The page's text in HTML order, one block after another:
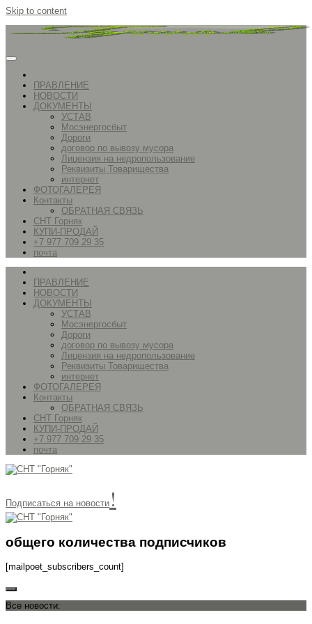
Skip to content
ПРАВЛЕНИЕ
НОВОСТИ
ДОКУМЕНТЫ
УСТАВ
Мосэнергосбыт
Дороги
договор по вывозу мусора
Лицензия на недропользование
Реквизиты Товарищества
интернет
ФОТОГАЛЕРЕЯ
Контакты
ОБРАТНАЯ СВЯЗЬ
СНТ Горняк
КУПИ-ПРОДАЙ
+7 977 709 29 35
почта
ПРАВЛЕНИЕ
НОВОСТИ
ДОКУМЕНТЫ
УСТАВ
Мосэнергосбыт
Дороги
договор по вывозу мусора
Лицензия на недропользование
Реквизиты Товарищества
интернет
ФОТОГАЛЕРЕЯ
Контакты
ОБРАТНАЯ СВЯЗЬ
СНТ Горняк
КУПИ-ПРОДАЙ
+7 977 709 29 35
почта
Подписаться на новости !
общего количества подписчиков
[mailpoet_subscribers_count]
Все новости: